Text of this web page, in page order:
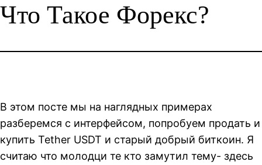
Что Такое Форекс?
В этом посте мы на наглядных примерах
разберемся с интерфейсом, попробуем продать и
купить Tether USDT и старый добрый биткоин. Я
считаю что молодци те кто замутил тему- здесь